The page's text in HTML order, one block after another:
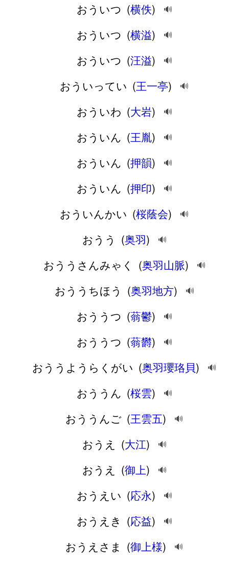
おういつ (横佚) 🔊
おういつ (横溢) 🔊
おういつ (汪溢) 🔊
おういってい (王一亭) 🔊
おういわ (大岩) 🔊
おういん (王胤) 🔊
おういん (押韻) 🔊
おういん (押印) 🔊
おういんかい (桜蔭会) 🔊
おうう (奥羽) 🔊
おううさんみゃく (奥羽山脈) 🔊
おううちほう (奥羽地方) 🔊
おううつ (蓊鬱) 🔊
おううつ (蓊欝) 🔊
おううようらくがい (奥羽瓔珞貝) 🔊
おううん (桜雲) 🔊
おううんご (王雲五) 🔊
おうえ (大江) 🔊
おうえ (御上) 🔊
おうえい (応永) 🔊
おうえき (応益) 🔊
おうえさま (御上様) 🔊